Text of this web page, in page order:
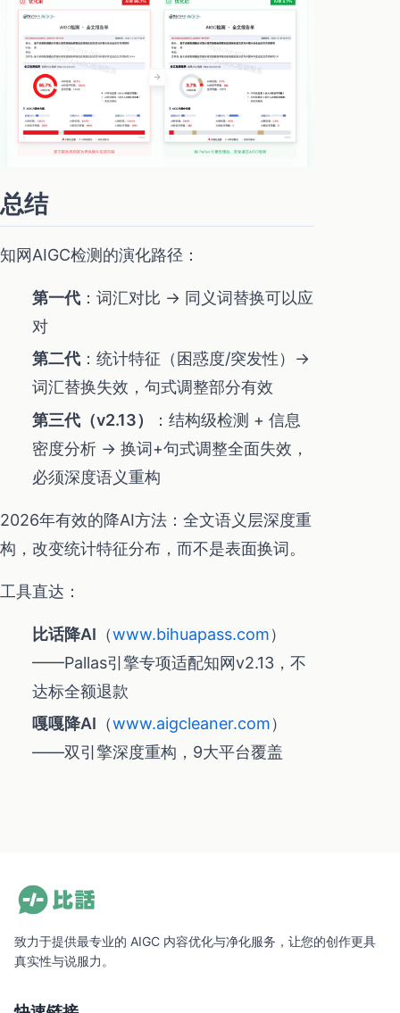
总结
知网AIGC检测的演化路径：
第一代 ：词汇对比 → 同义词替换可以应
对
第二代 ：统计特征（困惑度/突发性）→
词汇替换失效，句式调整部分有效
第三代（v2.13）
：结构级检测 + 信息
密度分析 → 换词+句式调整全面失效，
必须深度语义重构
2026年有效的降AI方法：全文语义层深度重
构，改变统计特征分布，而不是表面换词。
工具直达：
比话降AI （www.bihuapass.com）
——Pallas引擎专项适配知网v2.13，不
达标全额退款
嘎嘎降AI （www.aigcleaner.com）
——双引擎深度重构，9大平台覆盖
致力于提供最专业的 AIGC 内容优化与净化服务，让您的创作更具
真实性与说服力。